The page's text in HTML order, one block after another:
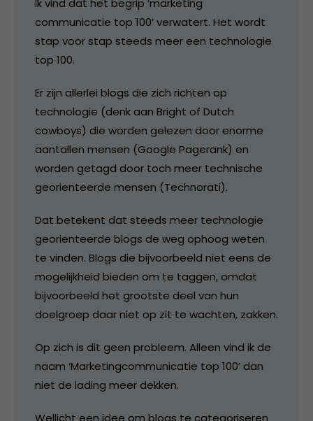
communicatie top 100’ verwatert. Het wordt
stap voor stap steeds meer een technologie
top 100.
Er zijn allerlei blogs die zich richten op
technologie (denk aan Bright of Dutch
cowboys) die worden gelezen door enorme
aantallen mensen (Google Pagerank) en
worden getagd door toch meer technische
georienteerde mensen (Technorati).
Dat betekent dat steeds meer technologie
georienteerde blogs de weg ophoog weten
te vinden. Blogs die bijvoorbeeld niet eens de
mogelijkheid bieden om te taggen, omdat
bijvoorbeeld het grootste deel van hun
doelgroep daar niet op zit te wachten, zakken.
Op zich is dit geen probleem. Alleen vind ik de
naam ‘Marketingcommunicatie top 100’ dan
niet de lading meer dekken.
Wellicht een idee om blogs te categoriseren